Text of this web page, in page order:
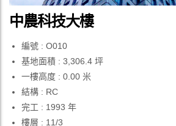
中農科技大樓
編號 : O010
基地面積 : 3,306.4 坪
一樓高度 : 0.00 米
結構 : RC
完工 : 1993 年
樓層 : 11/3